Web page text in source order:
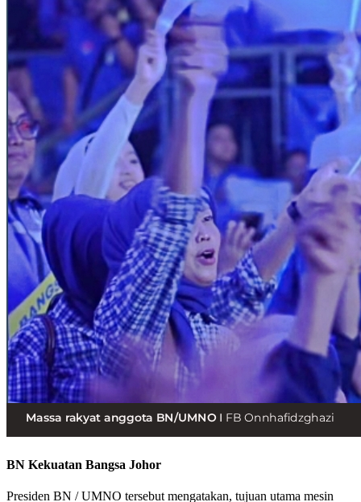
BN Kekuatan Bangsa Johor
Presiden BN / UMNO tersebut mengatakan, tujuan utama mesin